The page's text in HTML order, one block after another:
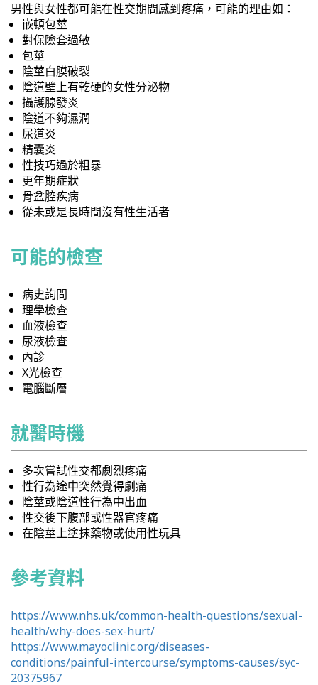
男性與女性都可能在性交期間感到疼痛，可能的理由如：
嵌頓包莖
對保險套過敏
包莖
陰莖白膜破裂
陰道壁上有乾硬的女性分泌物
攝護腺發炎
陰道不夠濕潤
尿道炎
精囊炎
性技巧過於粗暴
更年期症狀
骨盆腔疾病
從未或是長時間沒有性生活者
可能的檢查
病史詢問
理學檢查
血液檢查
尿液檢查
內診
X光檢查
電腦斷層
就醫時機
多次嘗試性交都劇烈疼痛
性行為途中突然覺得劇痛
陰莖或陰道性行為中出血
性交後下腹部或性器官疼痛
在陰莖上塗抹藥物或使用性玩具
參考資料
https://www.nhs.uk/common-health-questions/sexual-
health/why-does-sex-hurt/
https://www.mayoclinic.org/diseases-
conditions/painful-intercourse/symptoms-causes/syc-
20375967